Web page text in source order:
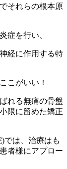
それらの根本原
症を行い、
経に作用する特
れる無痛の骨盤
限に留めた矯正
では、治療はも
患者様にアプロー